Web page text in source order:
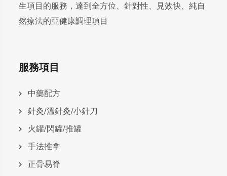
生項目的服務，達到全方位、針對性、見效快、純自
然療法的亞健康調理項目
服務項目
中藥配方
針灸/溫針灸/小針刀
火罐/閃罐/推罐
手法推拿
正骨易脊